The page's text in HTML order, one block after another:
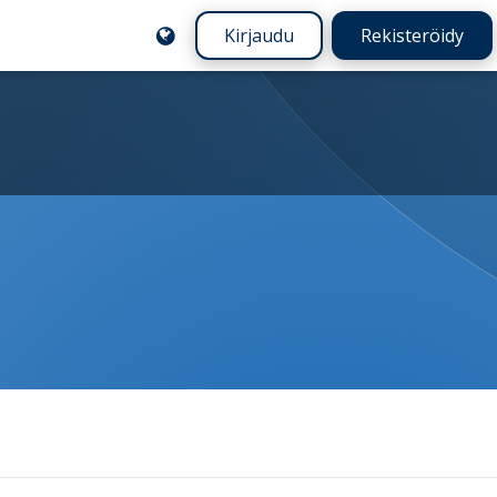
Kirjaudu Rekisteröidy